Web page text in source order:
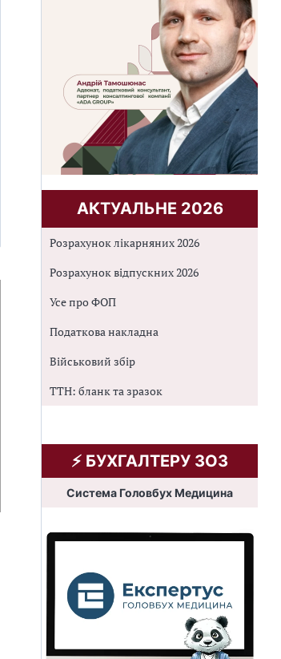
АКТУАЛЬНЕ 2026
Розрахунок лікарняних 2026
Розрахунок відпускних 2026
Усе про ФОП
Податкова накладна
Військовий збір
ТТН: бланк та зразок
⚡️ БУХГАЛТЕРУ ЗОЗ
Система Головбух Медицина